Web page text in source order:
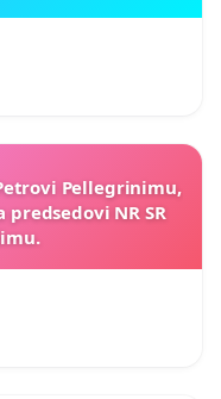
Pellegrinimu,
NR SR